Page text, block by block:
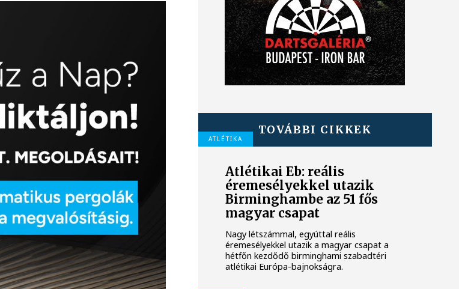
TOVÁBBI CIKKEK
ATLÉTIKA
Atlétikai Eb: reális
éremesélyekkel utazik
Birminghambe az 51 fős
magyar csapat
Nagy létszámmal, egyúttal reális
éremesélyekkel utazik a magyar csapat a
hétfőn kezdődő birminghami szabadtéri
atlétikai Európa-bajnokságra.